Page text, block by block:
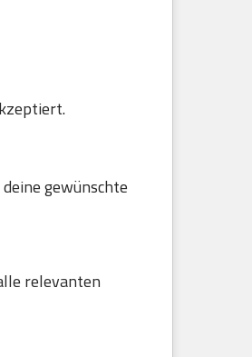
gewünschte
relevanten